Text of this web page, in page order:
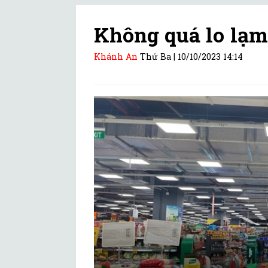
Không quá lo
Khánh An Thứ Ba | 10/10/2023 14:14